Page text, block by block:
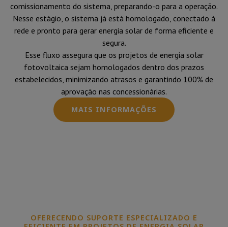
comissionamento do sistema, preparando-o para a operação.
Nesse estágio, o sistema já está homologado, conectado à
rede e pronto para gerar energia solar de forma eficiente e
segura.
Esse fluxo assegura que os projetos de energia solar
fotovoltaica sejam homologados dentro dos prazos
estabelecidos, minimizando atrasos e garantindo 100% de
aprovação nas concessionárias.
MAIS INFORMAÇÕES
OFERECENDO SUPORTE ESPECIALIZADO E